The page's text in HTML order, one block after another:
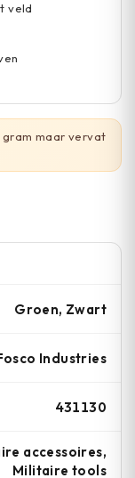
veld
gram maar vervat
Groen, Zwart
Industries
431130
accessoires,
Militaire tools